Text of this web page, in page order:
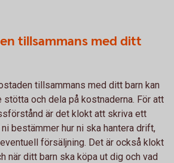
tillsammans med ditt
tillsammans med ditt barn kan
och dela på kostnaderna. För att
är det klokt att skriva ett
bestämmer hur ni ska hantera drift,
försäljning. Det är också klokt
när ditt barn ska köpa ut dig och vad